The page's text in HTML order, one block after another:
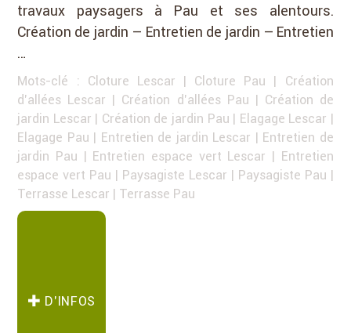
travaux paysagers à Pau et ses alentours.
Création de jardin – Entretien de jardin – Entretien
…
Mots-clé : Cloture Lescar | Cloture Pau | Création
d'allées Lescar | Création d'allées Pau | Création de
jardin Lescar | Création de jardin Pau | Elagage Lescar |
Elagage Pau | Entretien de jardin Lescar | Entretien de
jardin Pau | Entretien espace vert Lescar | Entretien
espace vert Pau | Paysagiste Lescar | Paysagiste Pau |
Terrasse Lescar | Terrasse Pau
D’INFOS